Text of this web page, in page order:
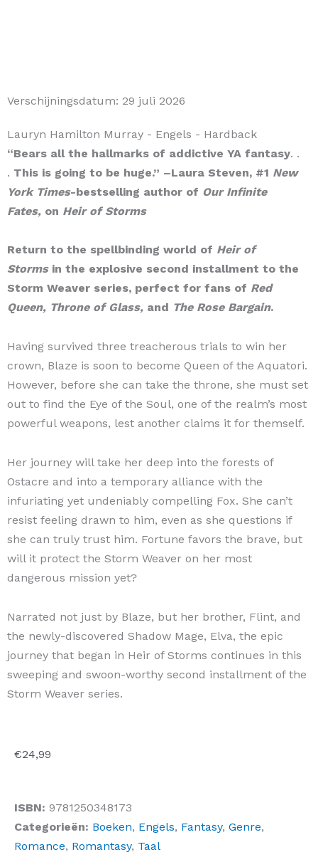
Verschijningsdatum: 29 juli 2026
Lauryn Hamilton Murray - Engels - Hardback
“Bears all the hallmarks of addictive YA fantasy. .
. This is going to be huge.” –Laura Steven, #1 New
York Times-bestselling author of Our Infinite
Fates, on Heir of Storms
Return to the spellbinding world of Heir of
Storms in the explosive second installment to the
Storm Weaver series, perfect for fans of Red
Queen, Throne of Glass, and The Rose Bargain.
Having survived three treacherous trials to win her
crown, Blaze is soon to become Queen of the Aquatori.
However, before she can take the throne, she must set
out to find the Eye of the Soul, one of the realm’s most
powerful weapons, lest another claims it for themself.
Her journey will take her deep into the forests of
Ostacre and into a temporary alliance with the
infuriating yet undeniably compelling Fox. She can’t
resist feeling drawn to him, even as she questions if
she can truly trust him. Fortune favors the brave, but
will it protect the Storm Weaver on her most
dangerous mission yet?
Narrated not just by Blaze, but her brother, Flint, and
the newly-discovered Shadow Mage, Elva, the epic
journey that began in Heir of Storms continues in this
sweeping and swoon-worthy second installment of the
Storm Weaver series.
€24,99
ISBN: 9781250348173
Categorieën: Boeken, Engels, Fantasy, Genre,
Romance, Romantasy, Taal